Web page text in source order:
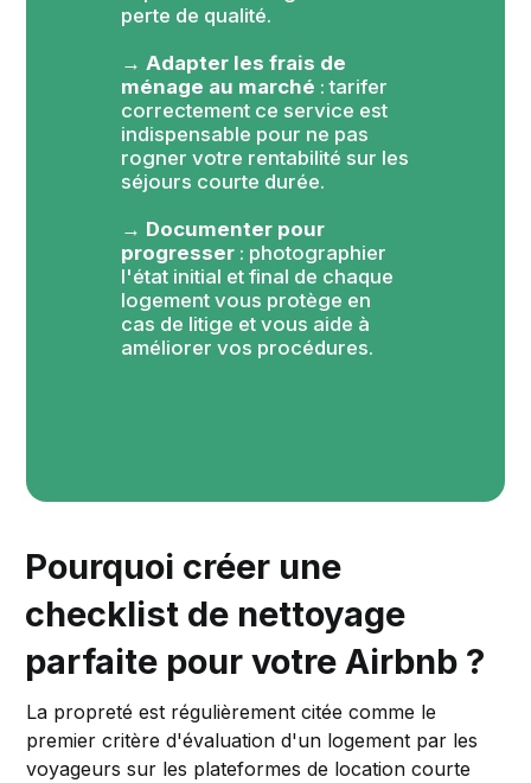
perte de qualité.
→ Adapter les frais de
ménage au marché : tarifer
correctement ce service est
indispensable pour ne pas
rogner votre rentabilité sur les
séjours courte durée.
→ Documenter pour
progresser : photographier
l'état initial et final de chaque
logement vous protège en
cas de litige et vous aide à
améliorer vos procédures.
Pourquoi créer une
checklist de nettoyage
parfaite pour votre Airbnb ?
La propreté est régulièrement citée comme le
premier critère d'évaluation d'un logement par les
voyageurs sur les plateformes de location courte